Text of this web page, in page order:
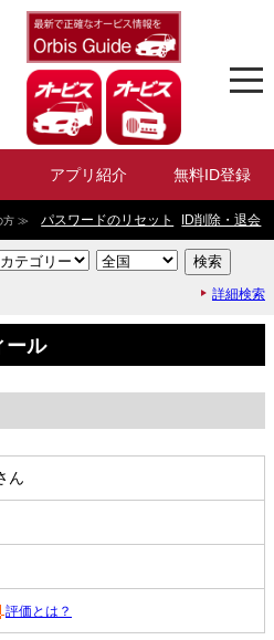
アプリ紹介 無料ID登録
方 ≫ パスワードのリセット ID削除・退会
詳細検索
ール
ん
評価とは？